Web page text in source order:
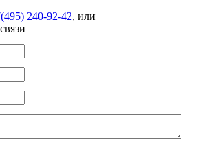
240-92-42, или